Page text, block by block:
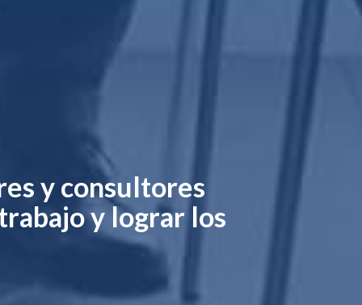
y consultores
y lograr los